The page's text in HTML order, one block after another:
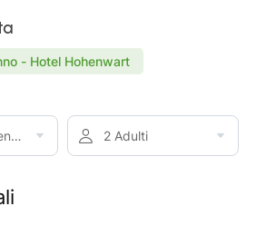
- Hotel Hohenwart
Arrivo e partenza* 2 Adulti